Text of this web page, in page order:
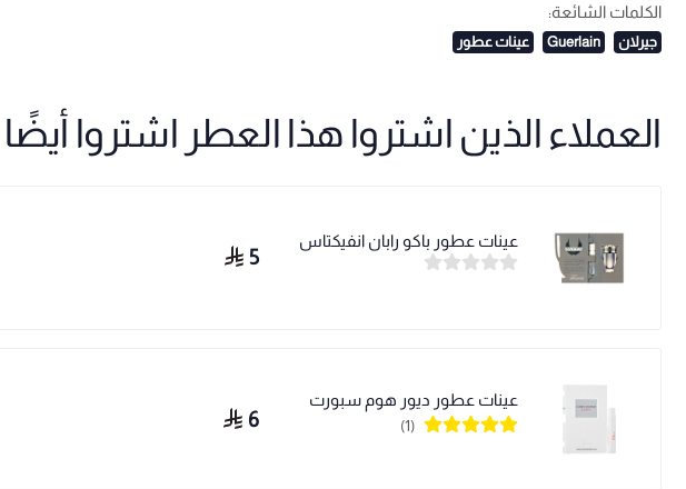
الكلمات الشائعة:
جيرلان Guerlain عينات عطور
العملاء الذين اشتروا هذا العطر اشتروا أيضًا
عينات عطور باكو رابان انفيكتاس
5
عينات عطور ديور هوم سبورت
(1)
6